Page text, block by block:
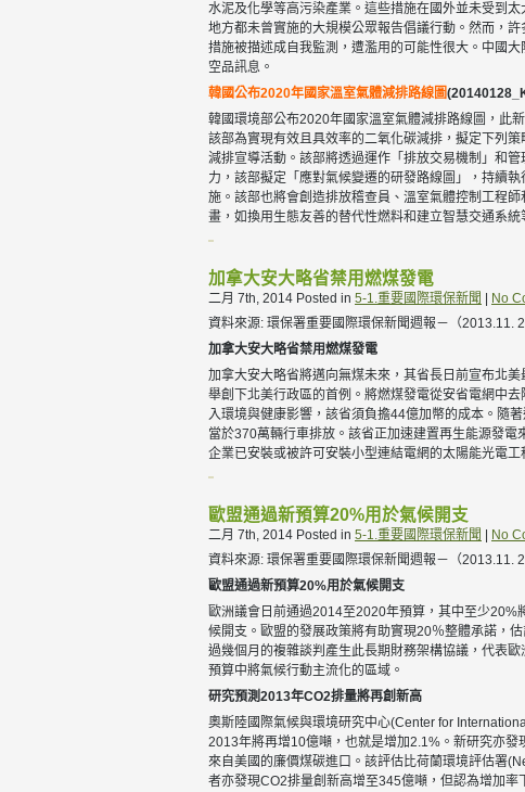
水泥及化學等高污染產業。這些措施在國外並未受到
地方都未曾實施的大規模公眾報告倡議行動。然而，
措施被描述成自我監測，遭濫用的可能性很大。中國
空品訊息。
韓國公布2020年國家溫室氣體減排路線圖
韓國環境部公布2020年國家溫室氣體減排路線圖，此
該部為實現有效且具效率的二氧化碳減排，擬定下列
減排宣導活動。該部將透過運作「排放交易機制」和
力，該部擬定「應對氣候變遷的研發路線圖」，持續
施。該部也將會創造排放稽查員、溫室氣體控制工程
畫，如換用生態友善的替代性燃料和建立智慧交通系統
加拿大安大略省禁用燃煤發電
二月 7th, 2014 Posted in 5-1.重要國際環保新聞
No
資料來源: 環保署重要國際環保新聞週報－（2013.11.
加拿大安大略省禁用燃煤發電
加拿大安大略省將邁向無煤未來，其省長日前宣布北
舉創下北美行政區的首例。將燃煤發電從安省電網中
入環境與健康影響，該省須負擔44億加幣的成本。隨
當於370萬輛行車排放。該省正加速建置再生能源發
企業已安裝或被許可安裝小型連結電網的太陽能光電工
歐盟通過新預算20%用於氣候開支
二月 7th, 2014 Posted in 5-1.重要國際環保新聞
No
資料來源: 環保署重要國際環保新聞週報－（2013.11.
歐盟通過新預算20%用於氣候開支
歐洲議會日前通過2014至2020年預算，其中至少
候開支。歐盟的發展政策將有助實現20％整體承諾，
過幾個月的複雜談判產生此長期財務架構協議，代表
預算中將氣候行動主流化的區域。
研究預測2013年CO2排量將再創新高
奧斯陸國際氣候與環境研究中心(Center for
2013年將再增10億噸，也就是增加2.1%。新研究亦
來自美國的廉價煤碳進口。該評估比荷蘭環境評估署
者亦發現CO2排量創新高增至345億噸，但認為增加